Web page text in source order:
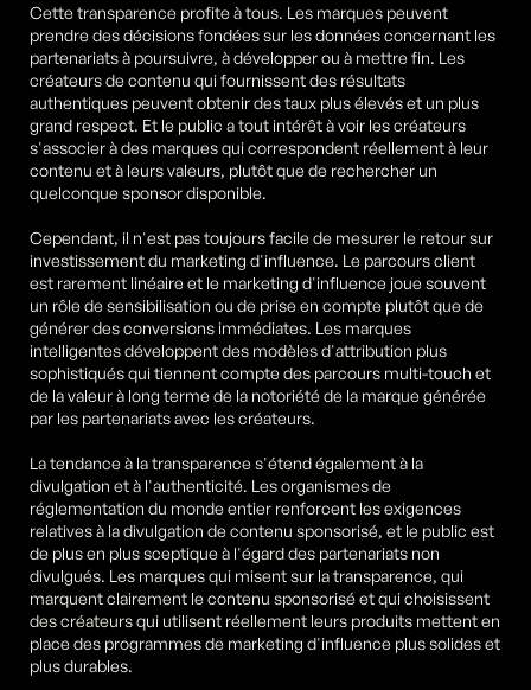
Cette transparence profite à tous. Les marques peuvent
prendre des décisions fondées sur les données concernant les
partenariats à poursuivre, à développer ou à mettre fin. Les
créateurs de contenu qui fournissent des résultats
authentiques peuvent obtenir des taux plus élevés et un plus
grand respect. Et le public a tout intérêt à voir les créateurs
s'associer à des marques qui correspondent réellement à leur
contenu et à leurs valeurs, plutôt que de rechercher un
quelconque sponsor disponible.
Cependant, il n'est pas toujours facile de mesurer le retour sur
investissement du marketing d'influence. Le parcours client
est rarement linéaire et le marketing d'influence joue souvent
un rôle de sensibilisation ou de prise en compte plutôt que de
générer des conversions immédiates. Les marques
intelligentes développent des modèles d'attribution plus
sophistiqués qui tiennent compte des parcours multi-touch et
de la valeur à long terme de la notoriété de la marque générée
par les partenariats avec les créateurs.
La tendance à la transparence s'étend également à la
divulgation et à l'authenticité. Les organismes de
réglementation du monde entier renforcent les exigences
relatives à la divulgation de contenu sponsorisé, et le public est
de plus en plus sceptique à l'égard des partenariats non
divulgués. Les marques qui misent sur la transparence, qui
marquent clairement le contenu sponsorisé et qui choisissent
des créateurs qui utilisent réellement leurs produits mettent en
place des programmes de marketing d'influence plus solides et
plus durables.